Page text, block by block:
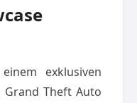
exklusiven
Grand Theft Auto